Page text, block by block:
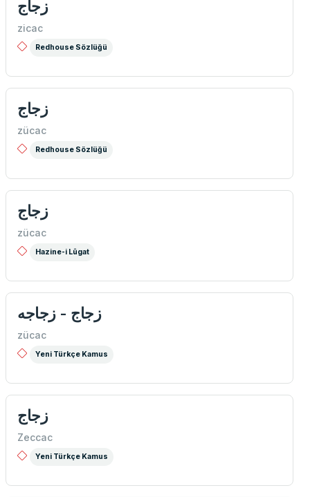
زجاج
zicac
Redhouse Sözlüğü
زجاج
zücac
Redhouse Sözlüğü
زجاج
zücac
Hazine-i Lûgat
زجاج - زجاجه
zücac
Yeni Türkçe Kamus
زجاج
Zeccac
Yeni Türkçe Kamus